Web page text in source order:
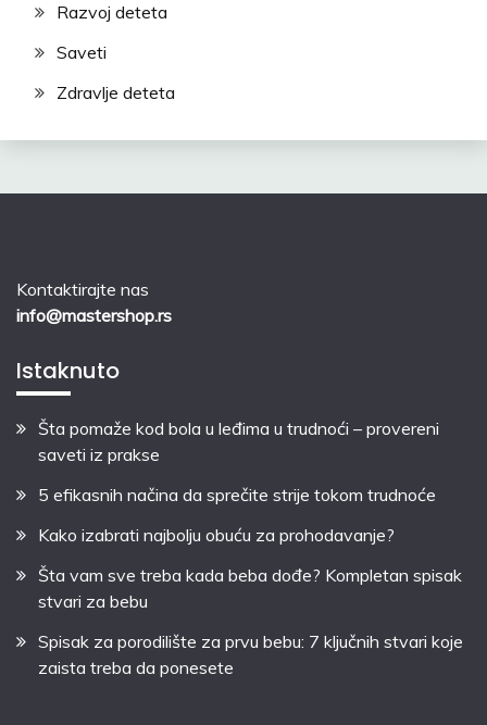
Razvoj deteta
Saveti
Zdravlje deteta
Kontaktirajte nas
info@mastershop.rs
Istaknuto
Šta pomaže kod bola u leđima u trudnoći – provereni
saveti iz prakse
5 efikasnih načina da sprečite strije tokom trudnoće
Kako izabrati najbolju obuću za prohodavanje?
Šta vam sve treba kada beba dođe? Kompletan spisak
stvari za bebu
Spisak za porodilište za prvu bebu: 7 ključnih stvari koje
zaista treba da ponesete